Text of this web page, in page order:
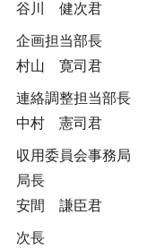
谷川 健次君
企画担当部長
村山 寛司君
連絡調整担当部長
中村 憲司君
収用委員会事務局
局長
安間 謙臣君
次長